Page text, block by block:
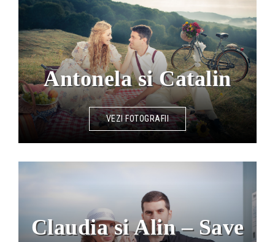
Antonela si Catalin
VEZI FOTOGRAFII
Claudia si Alin – Save